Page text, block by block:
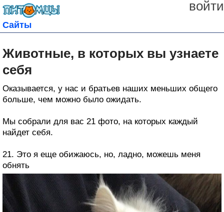
войти
Сайты
Животные, в которых вы узнаете
себя
Оказывается, у нас и братьев наших меньших общего
больше, чем можно было ожидать.
Мы собрали для вас 21 фото, на которых каждый
найдет себя.
21. Это я еще обижаюсь, но, ладно, можешь меня
обнять